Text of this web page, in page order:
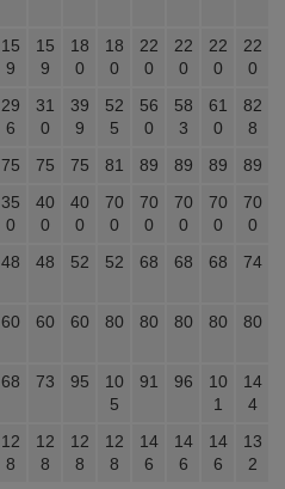
15
9
15
9
18
0
18
0
22
0
22
0
22
0
22
0
29
6
31
0
39
9
52
5
56
0
58
3
61
0
82
8
75 75 75 81 89 89 89
89
35
0
40
0
40
0
70
0
70
0
70
0
70
0
70
0
48 48 52 52 68 68 68 74
60 60 60 80 80 80 80 80
68 73 95
10
5
91 96
10
1
14
4
12
8
12
8
12
8
12
8
14
6
14
6
14
6
13
2